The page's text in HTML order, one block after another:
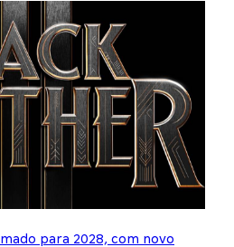
para 2028, com novo